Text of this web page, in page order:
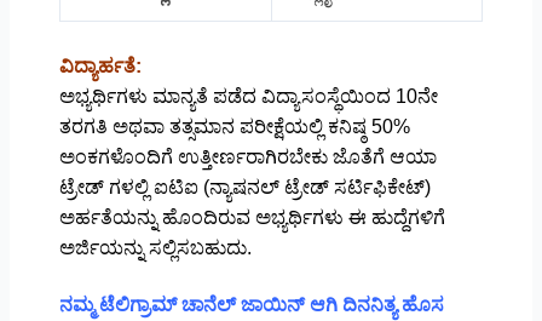
ವಿದ್ಯಾರ್ಹತೆ:
ಅಭ್ಯರ್ಥಿಗಳು ಮಾನ್ಯತೆ ಪಡೆದ ವಿದ್ಯಾಸಂಸ್ಥೆಯಿಂದ 10ನೇ
ತರಗತಿ ಅಥವಾ ತತ್ಸಮಾನ ಪರೀಕ್ಷೆಯಲ್ಲಿ ಕನಿಷ್ಠ 50%
ಅಂಕಗಳೊಂದಿಗೆ ಉತ್ತೀರ್ಣರಾಗಿರಬೇಕು ಜೊತೆಗೆ ಆಯಾ
ಟ್ರೇಡ್ ಗಳಲ್ಲಿ ಐಟಿಐ (ನ್ಯಾಷನಲ್ ಟ್ರೇಡ್ ಸರ್ಟಿಫಿಕೇಟ್)
ಅರ್ಹತೆಯನ್ನು ಹೊಂದಿರುವ ಅಭ್ಯರ್ಥಿಗಳು ಈ ಹುದ್ದೆಗಳಿಗೆ
ಅರ್ಜಿಯನ್ನು ಸಲ್ಲಿಸಬಹುದು.
ನಮ್ಮ ಟೆಲಿಗ್ರಾಮ್ ಚಾನೆಲ್ ಜಾಯಿನ್ ಆಗಿ ದಿನನಿತ್ಯ ಹೊಸ